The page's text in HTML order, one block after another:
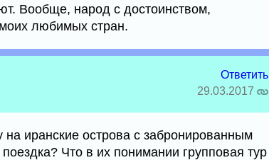
Вообще, народ с достоинством,
любимых стран.
Ответить
29.03.2017
иранские острова с забронированным
Что в их понимании групповая тур